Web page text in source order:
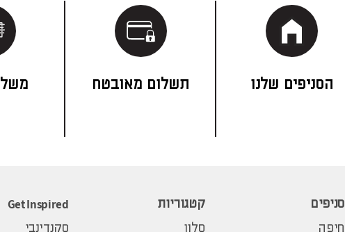
הסניפים שלנו תשלום מאובטח
סניפים
חיפה
קטגוריות
סלון
Get Inspired
סקנדינבי